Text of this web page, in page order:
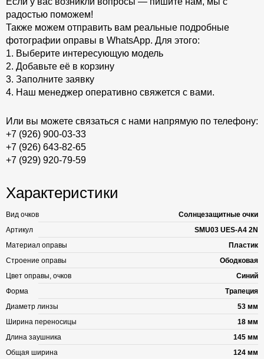
радостью поможем!
Также можем отправить вам реальные подробные
фотографии оправы в WhatsApp. Для этого:
1. Выберите интересующую модель
2. Добавьте её в корзину
3. Заполните заявку
4. Наш менеджер оперативно свяжется с вами.
Или вы можете связаться с нами напрямую по телефону:
+7 (926) 900-03-33
+7 (926) 643-82-65
+7 (929) 920-79-59
Характеристики
Вид очков
Солнцезащитные очки
Артикул
SMU03 UES-A4 2N
Материал оправы
Пластик
Строение оправы
Ободковая
Цвет оправы, очков
Синий
Форма
Трапеция
Диаметр линзы
53 мм
Ширина переносицы
18 мм
Длина заушника
145 мм
Общая ширина
124 мм